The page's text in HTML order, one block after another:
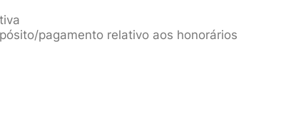
pagamento relativo aos honorários